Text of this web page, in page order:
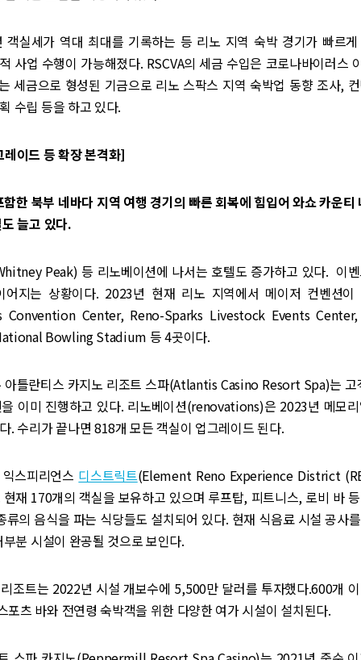
객실세가 역대 최대를 기록하는 등 리노 지역 숙박 경기가 빠르
사업 수행이 가능해졌다. RSCVA의 세금 수입은 코로나바이러스
세금으로 형성된 기금으로 리노 스팍스 지역 숙박업 동향 조사,
수립 등을 하고 있다.
이드 등 확장 본격화]
한 북부 네바다 지역 여행 경기의 빠른 회복에 힘입어 와쇼 카운티
늘고 있다.
Peak) 등 리노베이션에 나서는 호텔도 증가하고 있다. 이
어지는 상황이다. 2023년 현재 리노 지역에서 메이저 컨벤션이
Convention Center, Reno-Sparks Livestock Events
Bowling Stadium 등 4곳이다.
아틀란티스 카지노 리조트 스파(Atlantis Casino Resort Spa)는 고
이미 진행하고 있다. 리노베이션(renovations)은 2023년 메모
. 수리가 끝나면 818개 모든 객실이 업그레이드 된다.
스피리언스 디스트릭트(Element Reno Experience District
재 170개의 객실을 보유하고 있으며 루프탑, 피트니스, 로비 바
류의 음식을 파는 식당들도 설치되어 있다. 현재 식음료 시설 공사
분 시설이 완공될 것으로 보인다.
조트는 2022년 시설 개보수에 5,500만 달러를 투자했다.600개
포츠 바와 전연령 숙박객을 위한 다양한 여가 시설이 설치된다.